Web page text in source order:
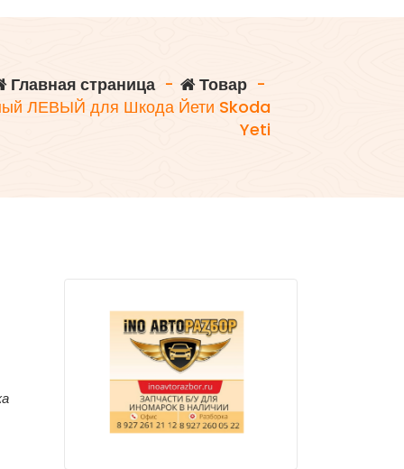
Главная страница- Товар -
ЛЕВЫЙ для Шкода Йети Skoda
Yeti